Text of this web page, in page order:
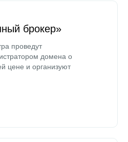
брокер»
проведут
домена о
цене и организуют